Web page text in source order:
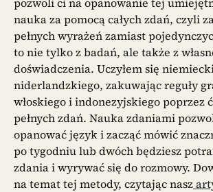
nauka za pomocą całych zdań, czyli
pełnych wyrażeń zamiast
to nie tylko z badań, ale także z
doświadczenia. Uczyłem się
niderlandzkiego, zakuwając reguły
włoskiego i indonezyjskiego poprzez
pełnych zdań. Nauka zdaniami
opanować język i zacząć mówić
po tygodniu lub dwóch będziesz
zdania i wyrywać się do rozmowy.
na temat tej metody, czytając nasz